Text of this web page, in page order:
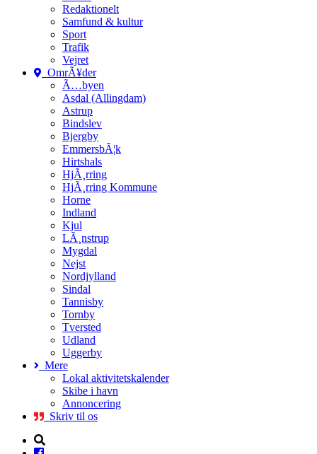
Redaktionelt
Samfund & kultur
Sport
Trafik
Vejret
OmrÃ¥der
Ã…byen
Asdal (Allingdam)
Astrup
Bindslev
Bjergby
EmmersbÃ¦k
Hirtshals
HjÃ¸rring
HjÃ¸rring Kommune
Horne
Indland
Kjul
LÃ¸nstrup
Mygdal
Nejst
Nordjylland
Sindal
Tannisby
Tornby
Tversted
Udland
Uggerby
Mere
Lokal aktivitetskalender
Skibe i havn
Annoncering
Skriv til os